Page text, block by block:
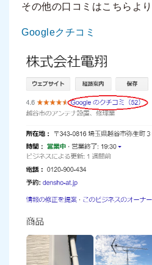
その他の口コミはこちらよ
Googleクチコミ